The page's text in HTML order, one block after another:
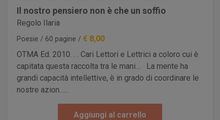
Il nostro pensiero non è che un soffio
Regolo Ilaria
Poesie / 60 pagine /€ 8,00
OTMA Ed. 2010. . . Cari Lettori e Lettrici a coloro cui è
capitata questa raccolta tra le mani… La mente ha
grandi capacità intellettive, è in grado di coordinare le
nostre azion......
Aggiungi al carrello